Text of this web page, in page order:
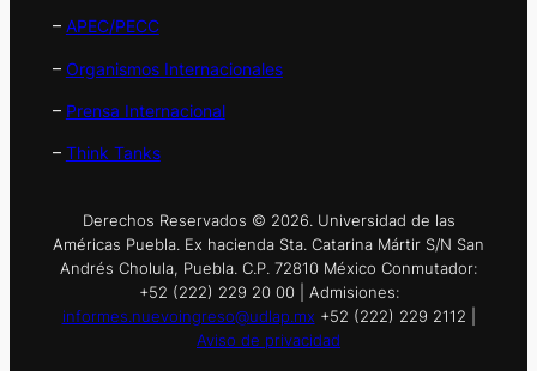
– APEC/PECC
– Organismos Internacionales
– Prensa Internacional
– Think Tanks
Derechos Reservados © 2026. Universidad de las
Américas Puebla. Ex hacienda Sta. Catarina Mártir S/N San
Andrés Cholula, Puebla. C.P. 72810 México Conmutador:
+52 (222) 229 20 00 | Admisiones:
informes.nuevoingreso@udlap.mx +52 (222) 229 2112 |
Aviso de privacidad